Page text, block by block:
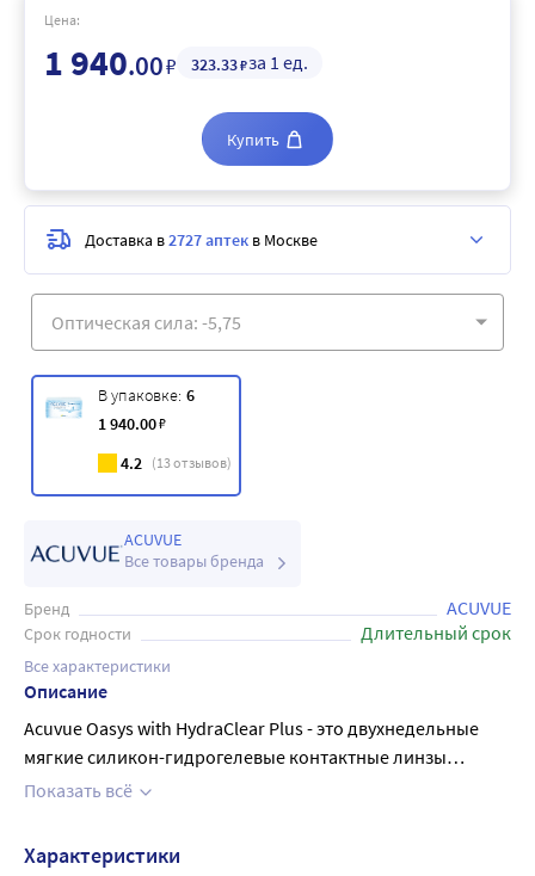
В упаковке: 6
1 940.00₽
4.2 (13отзывов)
ACUVUE
Все товары бренда
Бренд ACUVUE
Срок годности Длительный срок
Все характеристики
Описание
Acuvue Oasys with HydraClear Plus - это двухнедельные
мягкие силикон-гидрогелевые контактные линзы
предназначены для дневного или пролонгированного
рефракционной аметропии (близорукости и
дальнозоркости) у пациентов, не страдающих
Показать всё
Цена:
1 940.00₽ 323.33₽за 1 ед.
Купить
Доставка в2727 аптек в Москве
Характеристики